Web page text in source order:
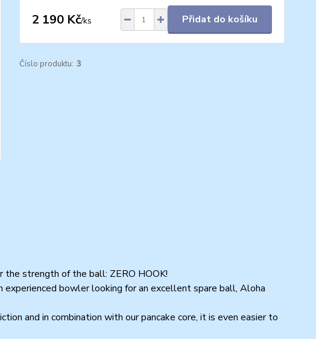
2 190 Kč/ks Přidat do košíku
Číslo produktu: 3
strength of the ball: ZERO HOOK!
bowler looking for an excellent spare ball, Aloha
and in combination with our pancake core, it is even easier to